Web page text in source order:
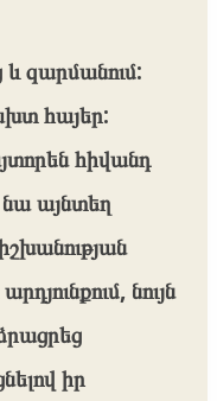
և զարմանում:
հայեր:
հիվանդ
այնտեղ
նույն
իր